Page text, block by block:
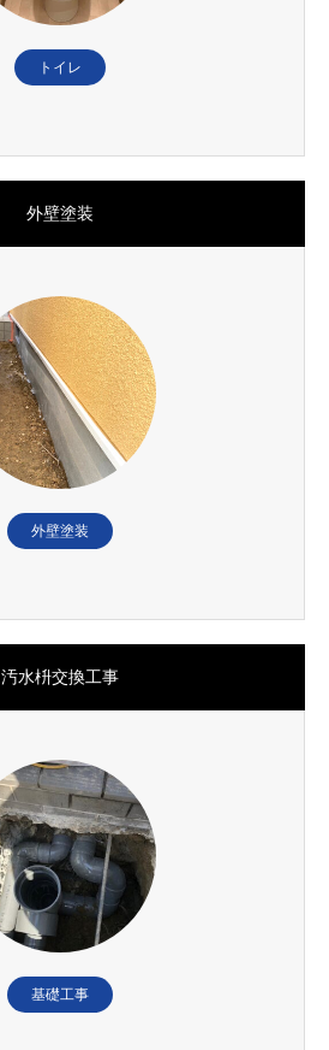
トイレ
外壁塗装
外壁塗装
汚水枡交換工事
基礎工事